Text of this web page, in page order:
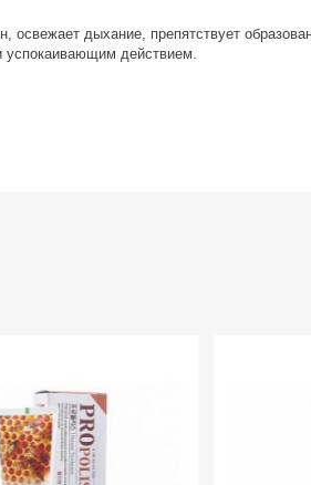
дыхание, препятствует
успокаивающим действием.